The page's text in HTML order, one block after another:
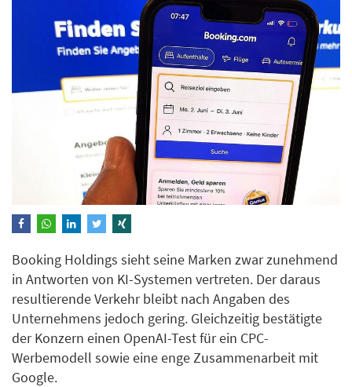
Booking Holdings sieht seine Marken zwar zunehmend
in Antworten von KI-Systemen vertreten. Der daraus
resultierende Verkehr bleibt nach Angaben des
Unternehmens jedoch gering. Gleichzeitig bestätigte
der Konzern einen OpenAI-Test für ein CPC-
Werbemodell sowie eine enge Zusammenarbeit mit
Google.